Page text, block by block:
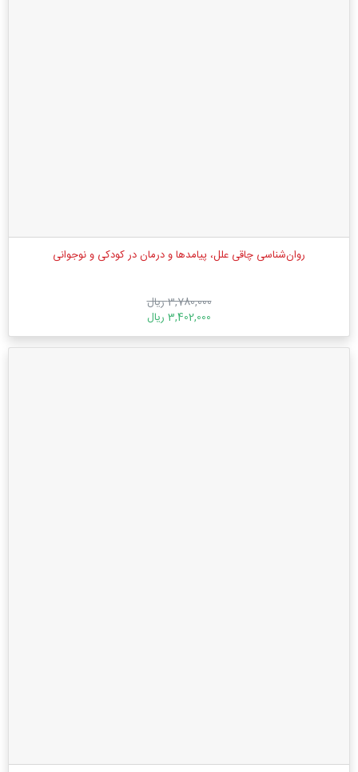
روان‌شناسی چاقی علل، پیامدها و درمان در کودکی و نوجوانی
3,780,000 ریال
3,402,000 ریال